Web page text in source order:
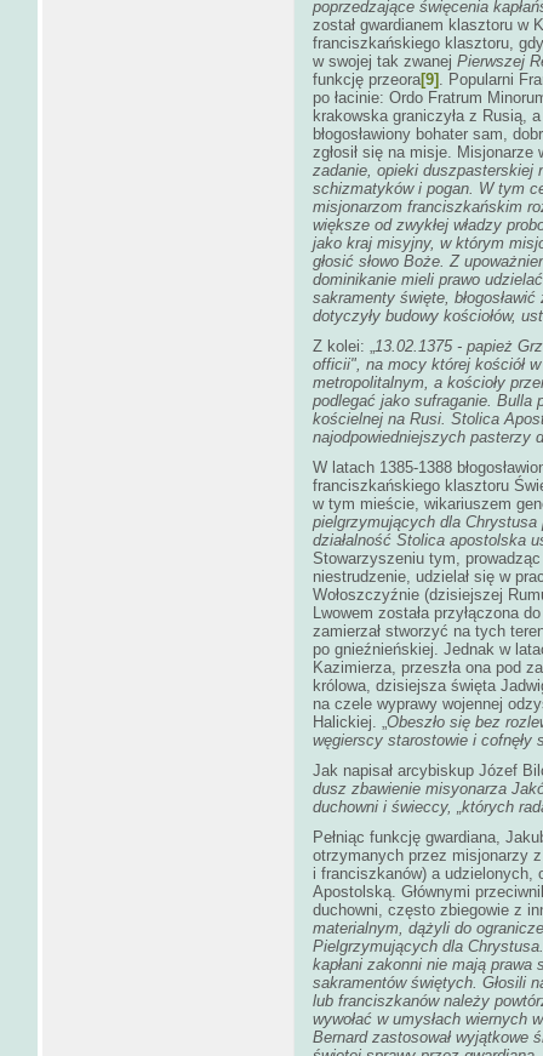
poprzedzające święcenia
został gwardianem klasztoru w
franciszkańskiego klasztoru,
w swojej tak zwanej Pierwszej
funkcję przeora[9] . Popularni
po łacinie: Ordo Fratrum
krakowska graniczyła z Rusią,
błogosławiony bohater sam,
zgłosił się na misje.
zadanie, opieki duszpasterskiej
schizmatyków i pogan. W tym
misjonarzom franciszkańskim
większe od zwykłej władzy
jako kraj misyjny, w którym
głosić słowo Boże. Z
dominikanie mieli prawo
sakramenty święte,
dotyczyły budowy kościołów,
Z kolei: „13.02.1375 - papież
officii", na mocy której kościół
metropolitalnym, a kościoły
podlegać jako sufraganie. Bulla
kościelnej na Rusi. Stolica
najodpowiedniejszych pasterzy
W latach 1385-1388
franciszkańskiego klasztoru
w tym mieście, wikariuszem
pielgrzymujących dla
działalność Stolica apostolska
Stowarzyszeniu tym,
niestrudzenie, udzielał się w
Wołoszczyźnie (dzisiejszej
Lwowem została przyłączona
zamierzał stworzyć na tych
po gnieźnieńskiej. Jednak w
Kazimierza, przeszła ona pod
królowa, dzisiejsza święta
na czele wyprawy wojennej
Halickiej. „Obeszło się bez
węgierscy starostowie i cofnęły
Jak napisał arcybiskup Józef
dusz zbawienie misyonarza
duchowni i świeccy, „których
Pełniąc funkcję gwardiana,
otrzymanych przez misjonarzy
i franciszkanów) a udzielonych,
Apostolską. Głównymi
duchowni, często zbiegowie z
materialnym, dążyli do
Pielgrzymujących dla
kapłani zakonni nie mają prawa
sakramentów świętych. Głosili
lub franciszkanów należy
wywołać w umysłach wiernych
Bernard zastosował wyjątkowe